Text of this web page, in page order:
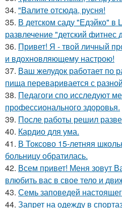
34. "Валите отсюда, русня!
35. В детском саду "Едэйко"
развлечение "детский фитнес
36. Привет! Я - твой личный
и вдохновляющему настрою!
37. Ваш желудок работает по
пища переваривается с
38. Педагоги спо исследуют
профессионального здоровья.
39. После работы решил
40. Кардио для ума.
41. В Токсово 15-летняя
больницу обратилась.
42. Всем привет! Меня зовут
влюбить вас в свое тело и
43. Семь заповедей
44. Запрет на одежду в